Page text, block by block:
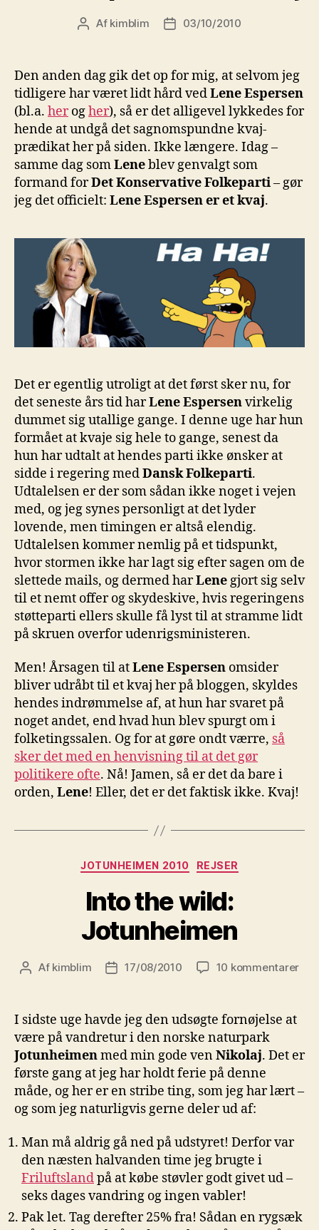
Indlægsforfatter
Af kimblim Indlægsdato
03/10/2010
Den anden dag gik det op for mig, at selvom jeg
tidligere har været lidt hård vedLene Espersen
(bl.a. herogher), så er det alligevel lykkedes for
hende at undgå det sagnomspundne kvaj-
prædikat her på siden. Ikke længere. Idag –
samme dag somLeneblev genvalgt som
formand forDet Konservative Folkeparti– gør
jeg det officielt: Lene Espersen er et kvaj.
Det er egentlig utroligt at det først sker nu, for
det seneste års tid harLene Espersenvirkelig
dummet sig utallige gange. I denne uge har hun
formået at kvaje sig hele to gange, senest da
hun har udtalt at hendes parti ikke ønsker at
sidde i regering medDansk Folkeparti.
Udtalelsen er der som sådan ikke noget i vejen
med, og jeg synes personligt at det lyder
lovende, men timingen er altså elendig.
Udtalelsen kommer nemlig på et tidspunkt,
hvor stormen ikke har lagt sig efter sagen om de
slettede mails, og dermed harLenegjort sig selv
til et nemt offer og skydeskive, hvis regeringens
støtteparti ellers skulle få lyst til at stramme lidt
på skruen overfor udenrigsministeren.
Men! Årsagen til atLene Espersen omsider
bliver udråbt til et kvaj her på bloggen, skyldes
hendes indrømmelse af, at hun har svaret på
noget andet, end hvad hun blev spurgt om i
folketingssalen. Og for at gøre ondt værre, så
sker det med en henvisning til at det gør
politikere ofte. Nå! Jamen, så er det da bare i
orden, Lene! Eller, det er det faktisk ikke. Kvaj!
Kategorier
JOTUNHEIMEN 2010 REJSER
Into the wild:
Jotunheimen
Indlægsforfatter
Af kimblim Indlægsdato
17/08/2010 10 kommentarertil
I sidste uge havde jeg den udsøgte fornøjelse at
være på vandretur i den norske naturpark
Jotunheimenmed min gode venNikolaj. Det er
første gang at jeg har holdt ferie på denne
måde, og her er en stribe ting, som jeg har lært –
og som jeg naturligvis gerne deler ud af:
Man må aldrig gå ned på udstyret! Derfor var
den næsten halvanden time jeg brugte i
Friluftslandpå at købe støvler godt givet ud –
seks dages vandring og ingen vabler!
Pak let. Tag derefter 25% fra! Sådan en rygsæk